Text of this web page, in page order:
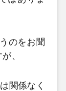
のをお聞
、
関係なく